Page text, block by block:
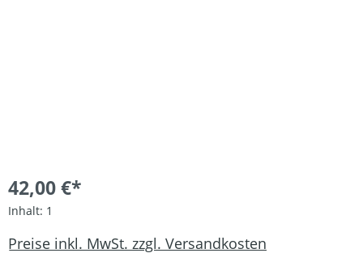
42,00 €*
Inhalt: 1
Preise inkl. MwSt. zzgl. Versandkosten